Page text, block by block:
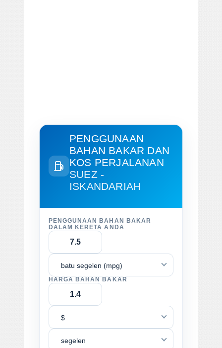
PENGGUNAAN
BAHAN BAKAR DAN
KOS PERJALANAN
SUEZ -
ISKANDARIAH
PENGGUNAAN BAHAN BAKAR
DALAM KERETA ANDA
batu segelen (mpg)
HARGA BAHAN BAKAR
$
segelen